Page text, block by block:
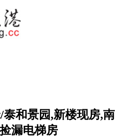
泰和景园,新楼现房,南
漏电梯房